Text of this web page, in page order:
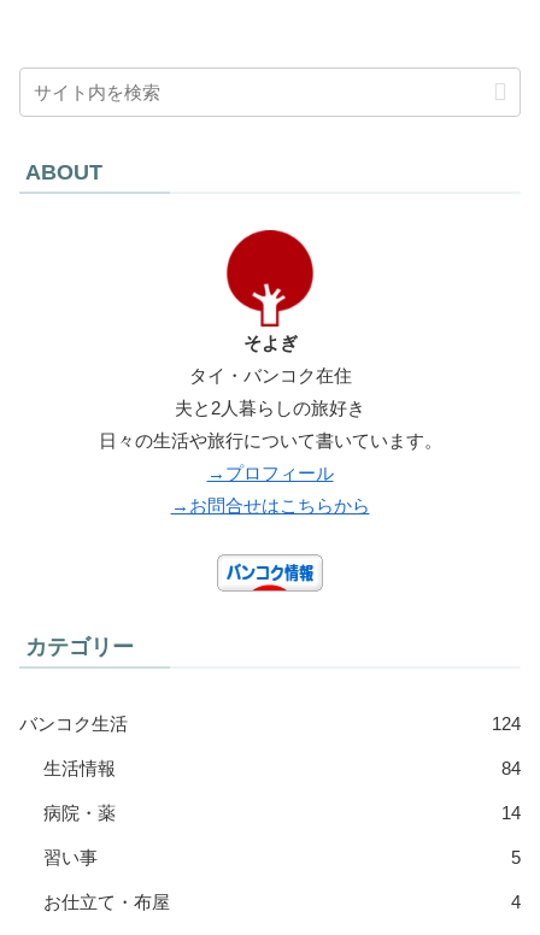
ABOUT
そよぎ
タイ・バンコク在住
夫と2人暮らしの旅好き
日々の生活や旅行について書いています。
→プロフィール
→お問合せはこちらから
カテゴリー
バンコク生活 124
生活情報 84
病院・薬 14
習い事 5
お仕立て・布屋 4